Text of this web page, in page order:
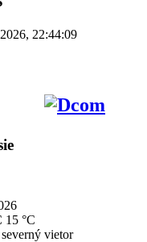
, 22:44:09
15 °C
vietor